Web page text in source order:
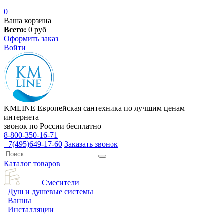
0
Ваша корзина
Всего: 0 руб
Оформить заказ
Войти
KMLINE Европейская сантехника по лучшим ценам
интернета
звонок по России бесплатно
8-800-350-16-71
+7(495)649-17-60 Заказать звонок
Каталог товаров
Смесители
Душ и душевые системы
Ванны
Инсталляции